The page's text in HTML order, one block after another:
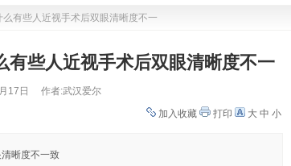
有些人近视手术后双眼清晰度不一
些人近视手术后双眼清晰度不一
17日
作者:武汉爱尔
加入收藏
打印 大 中 小
晰度不一致